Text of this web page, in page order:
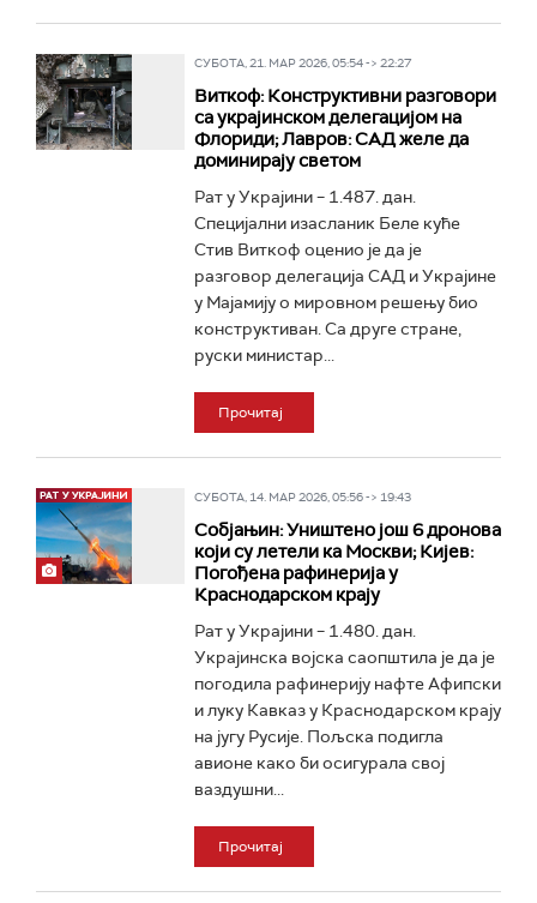
СУБОТА, 21. МАР 2026, 05:54 -> 22:27
Виткоф: Конструктивни разговори
са украјинском делегацијом на
Флориди; Лавров: САД желе да
доминирају светом
Рат у Украјини – 1.487. дан.
Специјални изасланик Беле куће
Стив Виткоф оценио је да је
разговор делегација САД и Украјине
у Мајамију о мировном решењу био
конструктиван. Са друге стране,
руски министар...
Прочитај
СУБОТА, 14. МАР 2026, 05:56 -> 19:43
Собјањин: Уништено још 6 дронова
који су летели ка Москви; Кијев:
Погођена рафинерија у
Краснодарском крају
Рат у Украјини – 1.480. дан.
Украјинска војска саопштила је да је
погодила рафинерију нафте Афипски
и луку Кавказ у Краснодарском крају
на југу Русије. Пољска подигла
авионе како би осигурала свој
ваздушни...
Прочитај